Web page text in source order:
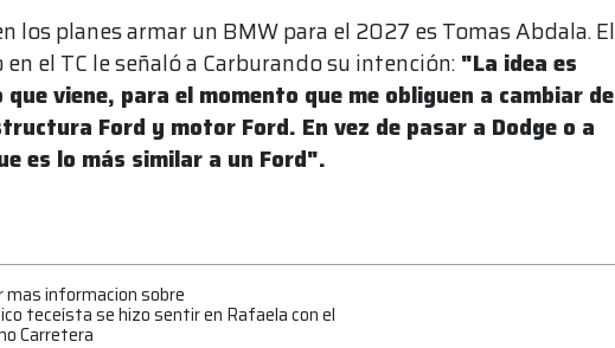
los planes armar un BMW para el 2027 es Tomas Abdala. El
el TC le señaló a Carburando su intención: "La idea es
viene, para el momento que me obliguen a cambiar de
Ford y motor Ford. En vez de pasar a Dodge o a
es lo más similar a un Ford".
mas informacion sobre
teceísta se hizo sentir en Rafaela con el
Carretera